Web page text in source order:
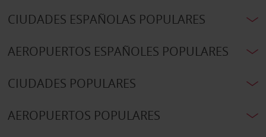
CIUDADES ESPAÑOLAS POPULARES
AEROPUERTOS ESPAÑOLES POPULARES
CIUDADES POPULARES
AEROPUERTOS POPULARES